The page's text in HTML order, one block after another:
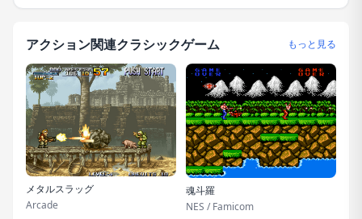
アクション関連クラシックゲーム もっと見る
メタルスラッグ
Arcade
魂斗羅
NES / Famicom